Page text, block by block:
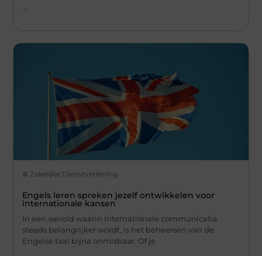
Zakelijke Dienstverlening
Engels leren spreken jezelf ontwikkelen voor
internationale kansen
In een wereld waarin internationale communicatie
steeds belangrijker wordt, is het beheersen van de
Engelse taal bijna onmisbaar. Of je